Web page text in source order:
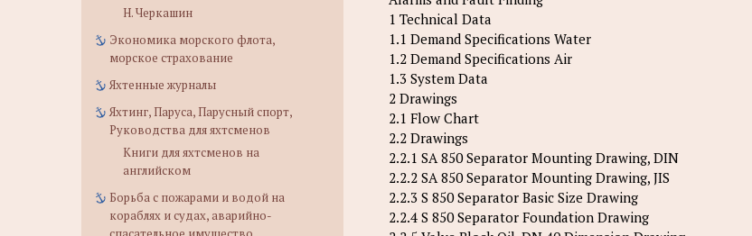
Н. Черкашин
Экономика морского флота,
морское страхование
Яхтенные журналы
Яхтинг, Паруса, Парусный спорт,
Руководства для яхтсменов
Книги для яхтсменов на
английском
Борьба с пожарами и водой на
кораблях и судах, аварийно-
1 Technical Data
1.1 Demand Specifications Water
1.2 Demand Specifications Air
1.3 System Data
2 Drawings
2.1 Flow Chart
2.2 Drawings
2.2.1 SA 850 Separator Mounting Drawing, DIN
2.2.2 SA 850 Separator Mounting Drawing, JIS
2.2.3 S 850 Separator Basic Size Drawing
2.2.4 S 850 Separator Foundation Drawing